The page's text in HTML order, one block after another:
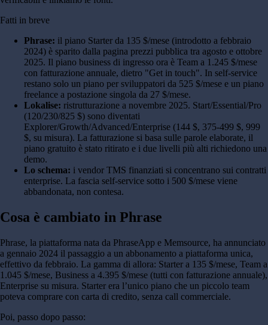
Fatti in breve
Phrase: il piano Starter da 135 $/mese (introdotto a febbraio
2024) è sparito dalla pagina prezzi pubblica tra agosto e ottobre
2025. Il piano business di ingresso ora è Team a 1.245 $/mese
con fatturazione annuale, dietro "Get in touch". In self-service
restano solo un piano per sviluppatori da 525 $/mese e un piano
freelance a postazione singola da 27 $/mese.
Lokalise: ristrutturazione a novembre 2025. Start/Essential/Pro
(120/230/825 $) sono diventati
Explorer/Growth/Advanced/Enterprise (144 $, 375-499 $, 999
$, su misura). La fatturazione si basa sulle parole elaborate, il
piano gratuito è stato ritirato e i due livelli più alti richiedono una
demo.
Lo schema: i vendor TMS finanziati si concentrano sui contratti
enterprise. La fascia self-service sotto i 500 $/mese viene
abbandonata, non contesa.
Cosa è cambiato in Phrase
Phrase, la piattaforma nata da PhraseApp e Memsource, ha annunciato
a gennaio 2024 il passaggio a un abbonamento a piattaforma unica,
effettivo da febbraio. La gamma di allora: Starter a 135 $/mese, Team a
1.045 $/mese, Business a 4.395 $/mese (tutti con fatturazione annuale),
Enterprise su misura. Starter era l’unico piano che un piccolo team
poteva comprare con carta di credito, senza call commerciale.
Poi, passo dopo passo: